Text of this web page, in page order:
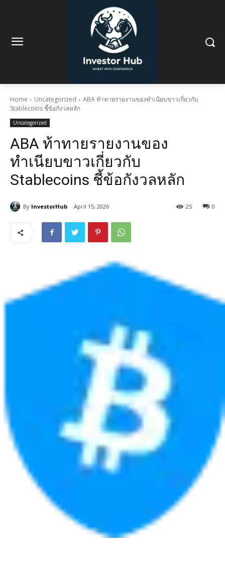
Home Uncategorized
ABA ท้าทายรายงานของทำเนียบขาวเกี่ยวกับ
Stablecoins ชี้ข้อกังวลหลัก
Uncategorized
ABA ท้าทายรายงานของ
ทำเนียบขาวเกี่ยวกับ
Stablecoins ชี้ข้อกังวลหลัก
By InvestorHub April 15, 2026 0
25